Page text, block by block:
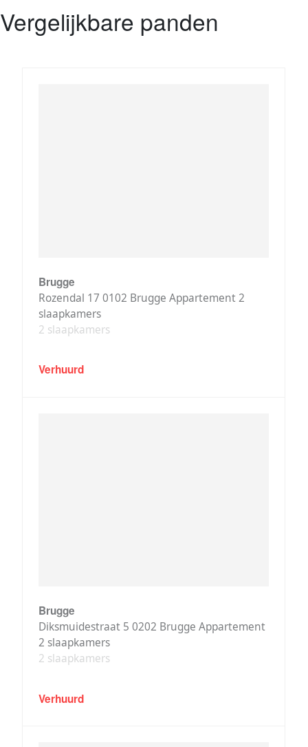
e
Vergelijkbare panden
Brugge
Rozendal 17 0102 Brugge Appartement 2
slaapkamers
2 slaapkamers
Verhuurd
Brugge
Diksmuidestraat 5 0202 Brugge Appartement
2 slaapkamers
2 slaapkamers
Verhuurd